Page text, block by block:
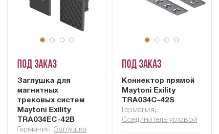
Под заказ
Заглушка для
магнитных
трековых систем
Maytoni Exility
TRA034EC-42B
Германия , Заглушка
Под заказ
Коннектор прямой
Maytoni Exility
TRA034C-42S
Германия ,
Соединитель угловой